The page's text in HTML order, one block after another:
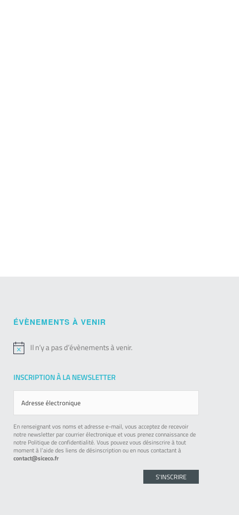
ÉVÈNEMENTS À VENIR
Notice
Il n’y a pas d’évènements à venir.
INSCRIPTION À LA NEWSLETTER
En renseignant vos noms et adresse e-mail, vous acceptez de recevoir
notre newsletter par courrier électronique et vous prenez connaissance de
notre Politique de confidentialité. Vous pouvez vous désinscrire à tout
moment à l’aide des liens de désinscription ou en nous contactant à
contact@siceco.fr